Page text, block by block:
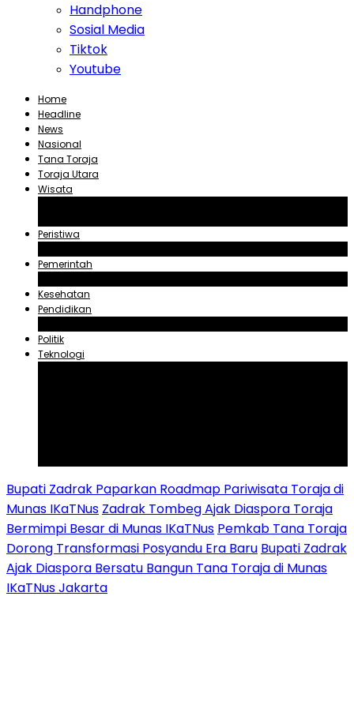
Handphone
Sosial Media
Tiktok
Youtube
Home
Headline
News
Nasional
Tana Toraja
Toraja Utara
Wisata
Peristiwa
Pemerintah
Kesehatan
Pendidikan
Politik
Teknologi
Bupati Zadrak Paparkan Roadmap Pariwisata Toraja di
Munas IKaTNus Zadrak Tombeg Ajak Diaspora Toraja
Bermimpi Besar di Munas IKaTNus Pemkab Tana Toraja
Dorong Transformasi Posyandu Era Baru Bupati Zadrak
Ajak Diaspora Bersatu Bangun Tana Toraja di Munas
IKaTNus Jakarta